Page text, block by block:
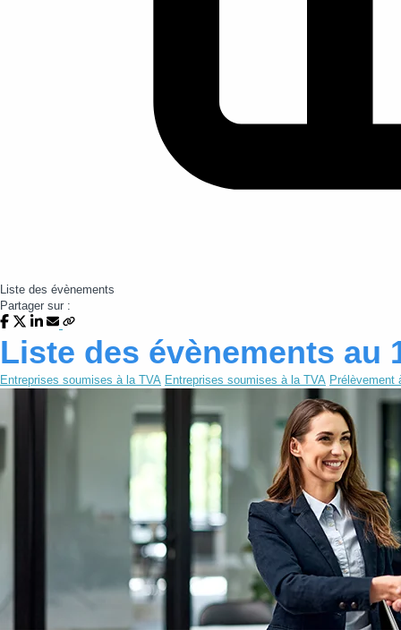
Liste des évènements
Partager sur :
Liste des évènements au
Entreprises soumises à la TVA Entreprises soumises à la TVA Prélèvement